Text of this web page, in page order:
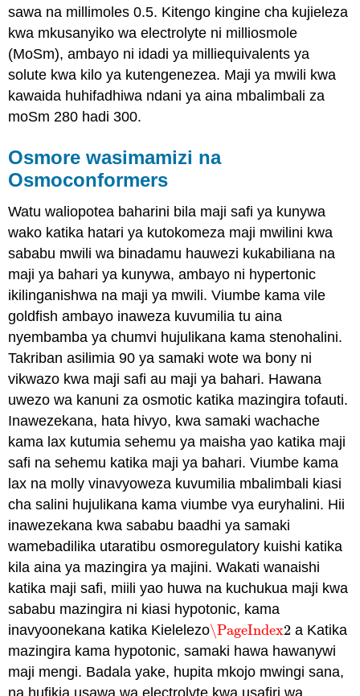
sawa na millimoles 0.5. Kitengo kingine cha kujieleza
kwa mkusanyiko wa electrolyte ni milliosmole
(MoSm), ambayo ni idadi ya milliequivalents ya
solute kwa kilo ya kutengenezea. Maji ya mwili kwa
kawaida huhifadhiwa ndani ya aina mbalimbali za
moSm 280 hadi 300.
Osmore wasimamizi na
Osmoconformers
Watu waliopotea baharini bila maji safi ya kunywa
wako katika hatari ya kutokomeza maji mwilini kwa
sababu mwili wa binadamu hauwezi kukabiliana na
maji ya bahari ya kunywa, ambayo ni hypertonic
ikilinganishwa na maji ya mwili. Viumbe kama vile
goldfish ambayo inaweza kuvumilia tu aina
nyembamba ya chumvi hujulikana kama stenohalini.
Takriban asilimia 90 ya samaki wote wa bony ni
vikwazo kwa maji safi au maji ya bahari. Hawana
uwezo wa kanuni za osmotic katika mazingira tofauti.
Inawezekana, hata hivyo, kwa samaki wachache
kama lax kutumia sehemu ya maisha yao katika maji
safi na sehemu katika maji ya bahari. Viumbe kama
lax na molly vinavyoweza kuvumilia mbalimbali kiasi
cha salini hujulikana kama viumbe vya euryhalini. Hii
inawezekana kwa sababu baadhi ya samaki
wamebadilika utaratibuosmoregulatory kuishi katika
kila aina ya mazingira ya majini. Wakati wanaishi
katika maji safi, miili yao huwa na kuchukua maji kwa
sababu mazingira ni kiasi hypotonic, kama
inavyoonekana katika Kielelezo\PageIndex2
\PageIndex2 a Katika
mazingira kama hypotonic, samaki hawa hawanywi
maji mengi. Badala yake, hupita mkojo mwingi sana,